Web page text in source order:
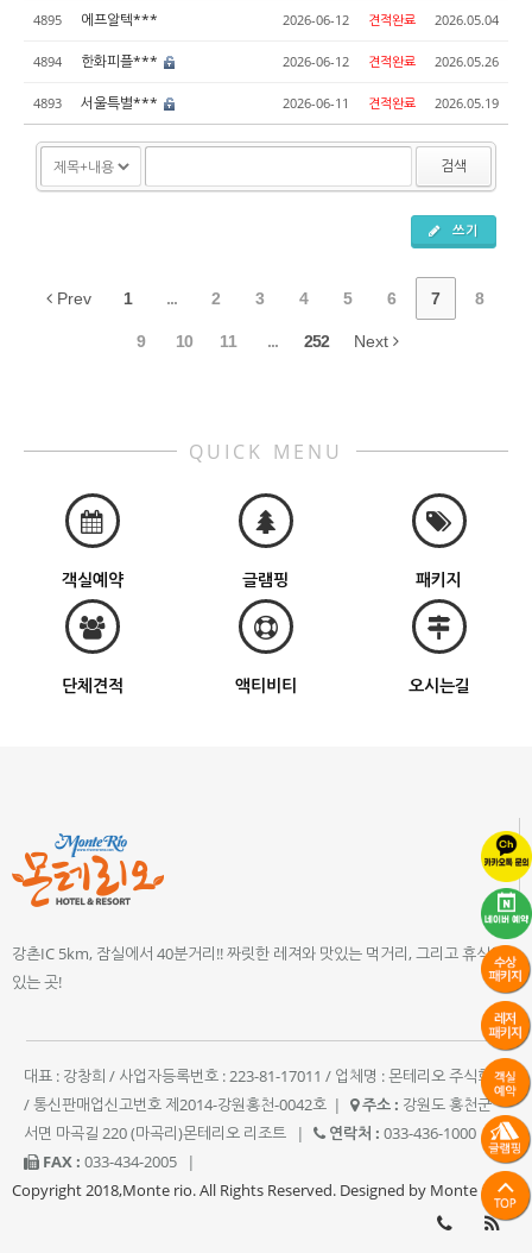
4895 에프알텍*** 2026-06-12 견적완료 2026.05.04
4894 한화피플*** 2026-06-12 견적완료 2026.05.26
4893 서울특별*** 2026-06-11 견적완료 2026.05.19
검색
쓰기
Prev 1 ... 2 3 4 5 6 7 8
9 10 11 ... 252 Next
QUICK MENU
객실예약 글램핑 패키지
단체견적 액티비티 오시는길
강촌IC 5km, 잠실에서 40분거리!! 짜릿한 레져와 맛있는 먹거리, 그리고 휴식이
있는 곳!
대표 : 강창희 / 사업자등록번호 : 223-81-17011 / 업체명 : 몬테리오 주식회사
/ 통신판매업신고번호 제2014-강원홍천-0042호 | 주소 : 강원도 홍천군
서면 마곡길 220 (마곡리)몬테리오 리조트
| 연락처 : 033-436-1000
|
FAX : 033-434-2005
|
Copyright 2018,Monte rio. All Rights Reserved. Designed by Monte rio.